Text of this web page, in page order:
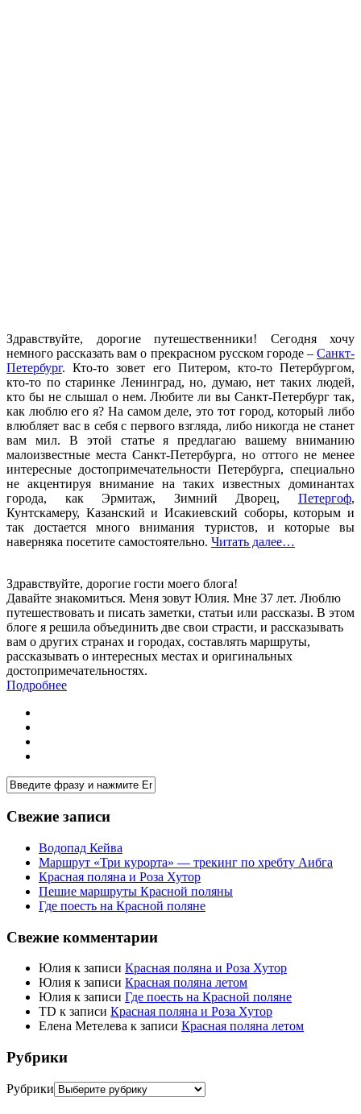
Здравствуйте, дорогие путешественники! Сегодня хочу
немного рассказать вам о прекрасном русском городе – Санкт-
Петербург. Кто-то зовет его Питером, кто-то Петербургом,
кто-то по старинке Ленинград, но, думаю, нет таких людей,
кто бы не слышал о нем. Любите ли вы Санкт-Петербург так,
как люблю его я? На самом деле, это тот город, который либо
влюбляет вас в себя с первого взгляда, либо никогда не станет
вам мил. В этой статье я предлагаю вашему вниманию
малоизвестные места Санкт-Петербурга, но оттого не менее
интересные достопримечательности Петербурга, специально
не акцентируя внимание на таких известных доминантах
города, как Эрмитаж, Зимний Дворец, Петергоф,
Кунтскамеру, Казанский и Исакиевский соборы, которым и
так достается много внимания туристов, и которые вы
наверняка посетите самостоятельно. Читать далее…
Здравствуйте, дорогие гости моего блога!
Давайте знакомиться. Меня зовут Юлия. Мне 37 лет. Люблю
путешествовать и писать заметки, статьи или рассказы. В этом
блоге я решила объединить две свои страсти, и рассказывать
вам о других странах и городах, составлять маршруты,
рассказывать о интересных местах и оригинальных
достопримечательностях.
Подробнее
Свежие записи
Водопад Кейва
Маршрут «Три курорта» — трекинг по хребту Аибга
Красная поляна и Роза Хутор
Пешие маршруты Красной поляны
Где поесть на Красной поляне
Свежие комментарии
Юлия к записи Красная поляна и Роза Хутор
Юлия к записи Красная поляна летом
Юлия к записи Где поесть на Красной поляне
TD к записи Красная поляна и Роза Хутор
Елена Метелева к записи Красная поляна летом
Рубрики
Рубрики